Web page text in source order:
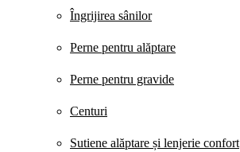
Îngrijirea sânilor
Perne pentru alăptare
Perne pentru gravide
Centuri
Sutiene alăptare și lenjerie confort